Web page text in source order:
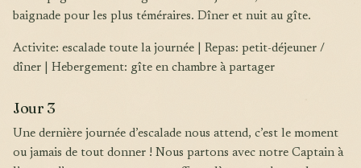
baignade pour les plus téméraires. Dîner et nuit au gîte.
Activite: escalade toute la journée | Repas: petit-déjeuner /
dîner | Hebergement: gîte en chambre à partager
Jour 3
Une dernière journée d’escalade nous attend, c’est le moment
ou jamais de tout donner ! Nous partons avec notre Captain à